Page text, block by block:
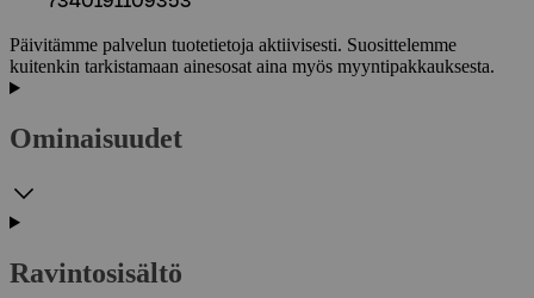
Päivitämme palvelun tuotetietoja aktiivisesti. Suosittelemme
kuitenkin tarkistamaan ainesosat aina myös myyntipakkauksesta.
Ominaisuudet
Ravintosisältö